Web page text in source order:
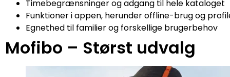
Timebegrænsninger og adgang til hele kataloget
Funktioner i appen, herunder offline-brug og
Egnethed til familier og forskellige brugerbehov
Mofibo – Størst udvalg